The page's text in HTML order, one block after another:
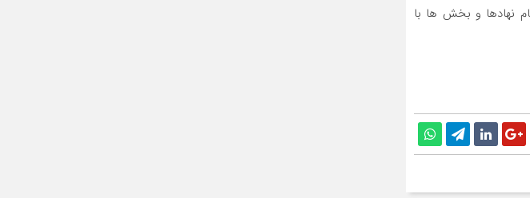
نهادها و بخش ها با